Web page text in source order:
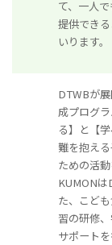
て、一人
提供でき
いります。
DTWBが
成プログ
る】と【
難を抱え
ための活
KUMONは
た、こど
習の研修
サポート